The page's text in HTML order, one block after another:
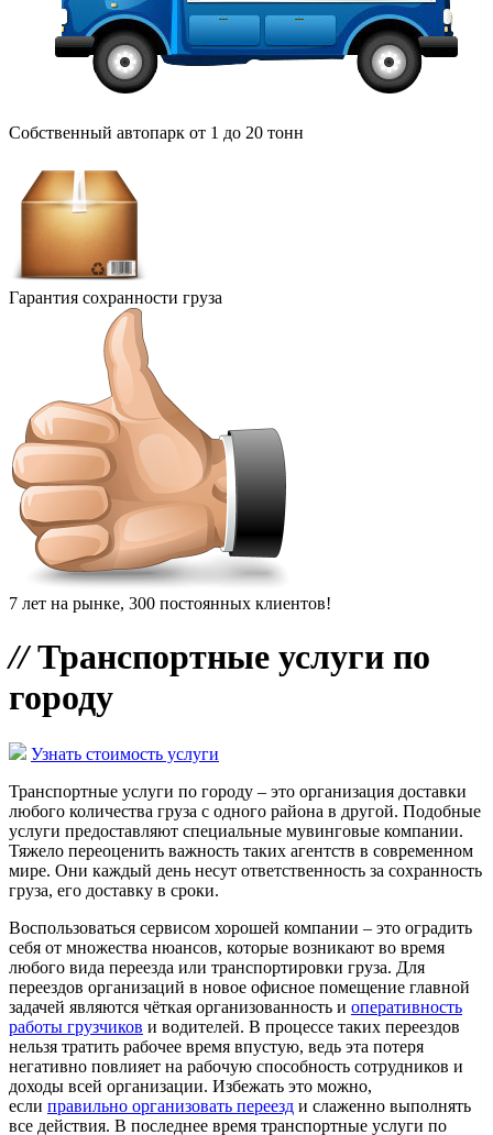
Собственный автопарк от 1 до 20 тонн
Гарантия сохранности груза
7 лет на рынке, 300 постоянных клиентов!
//Транспортные услуги по
городу
Узнать стоимость услуги
Транспортные услуги по городу – это организация доставки
любого количества груза с одного района в другой. Подобные
услуги предоставляют специальные мувинговые компании.
Тяжело переоценить важность таких агентств в современном
мире. Они каждый день несут ответственность за сохранность
груза, его доставку в сроки.
Воспользоваться сервисом хорошей компании – это оградить
себя от множества нюансов, которые возникают во время
любого вида переезда или транспортировки груза. Для
переездов организаций в новое офисное помещение главной
задачей являются чёткая организованность и оперативность
работы грузчиков и водителей. В процессе таких переездов
нельзя тратить рабочее время впустую, ведь эта потеря
негативно повлияет на рабочую способность сотрудников и
доходы всей организации. Избежать это можно,
если правильно организовать переезд и слаженно выполнять
все действия. В последнее время транспортные услуги по